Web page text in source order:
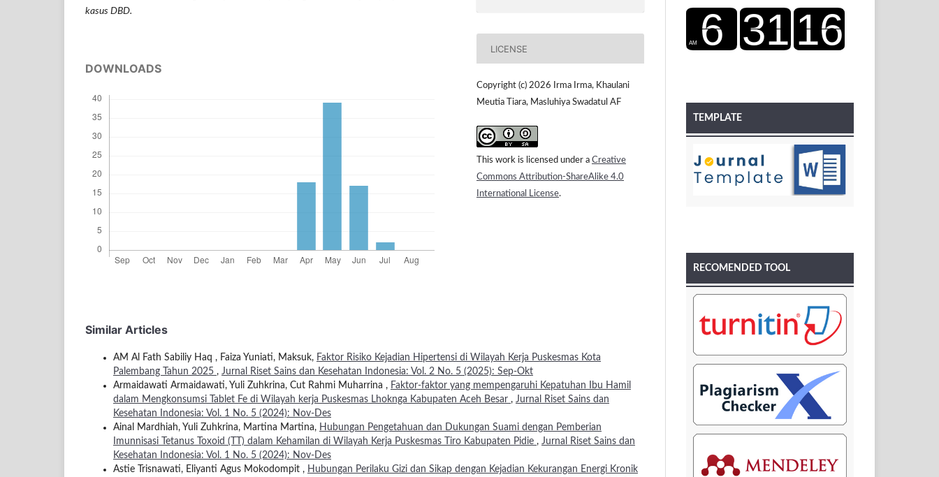
kasus DBD.
DOWNLOADS
LICENSE
Copyright (c) 2026 Irma Irma, Khaulani
Meutia Tiara, Masluhiya Swadatul AF
This work is licensed under a Creative
Commons Attribution-ShareAlike 4.0
International License.
Similar Articles
AM Al Fath Sabiliy Haq , Faiza Yuniati, Maksuk, Faktor Risiko Kejadian Hipertensi di Wilayah Kerja Puskesmas Kota
Palembang Tahun 2025 , Jurnal Riset Sains dan Kesehatan Indonesia: Vol. 2 No. 5 (2025): Sep-Okt
Armaidawati Armaidawati, Yuli Zuhkrina, Cut Rahmi Muharrina , Faktor-faktor yang mempengaruhi Kepatuhan Ibu Hamil
dalam Mengkonsumsi Tablet Fe di Wilayah kerja Puskesmas Lhoknga Kabupaten Aceh Besar , Jurnal Riset Sains dan
Kesehatan Indonesia: Vol. 1 No. 5 (2024): Nov-Des
Ainal Mardhiah, Yuli Zuhkrina, Martina Martina, Hubungan Pengetahuan dan Dukungan Suami dengan Pemberian
Imunnisasi Tetanus Toxoid (TT) dalam Kehamilan di Wilayah Kerja Puskesmas Tiro Kabupaten Pidie , Jurnal Riset Sains dan
Kesehatan Indonesia: Vol. 1 No. 5 (2024): Nov-Des
Astie Trisnawati, Eliyanti Agus Mokodompit , Hubungan Perilaku Gizi dan Sikap dengan Kejadian Kekurangan Energi Kronik
TEMPLATE
RECOMENDED TOOL